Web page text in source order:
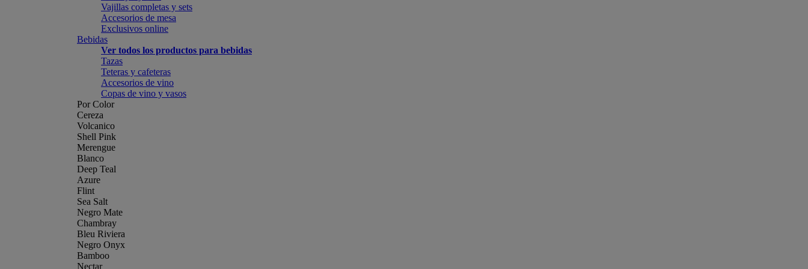
Vajillas completas y sets
Accesorios de mesa
Exclusivos online
Bebidas
Ver todos los productos para bebidas
Tazas
Teteras y cafeteras
Accesorios de vino
Copas de vino y vasos
Por Color
Cereza
Volcanico
Shell Pink
Merengue
Blanco
Deep Teal
Azure
Flint
Sea Salt
Negro Mate
Chambray
Bleu Riviera
Negro Onyx
Bamboo
Nectar